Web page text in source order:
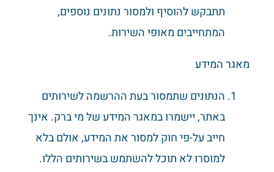
תתבקש להוסיף ולמסור נתונים נוספים,
המתחייבים מאופי השירות.
מאגר המידע
הנתונים שתמסור בעת ההרשמה לשירותים
באתר, יישמרו במאגר המידע של מי ברק. אינך
חייב על-פי חוק למסור את המידע, אולם בלא
למוסרו לא תוכל להשתמש בשירותים הללו.